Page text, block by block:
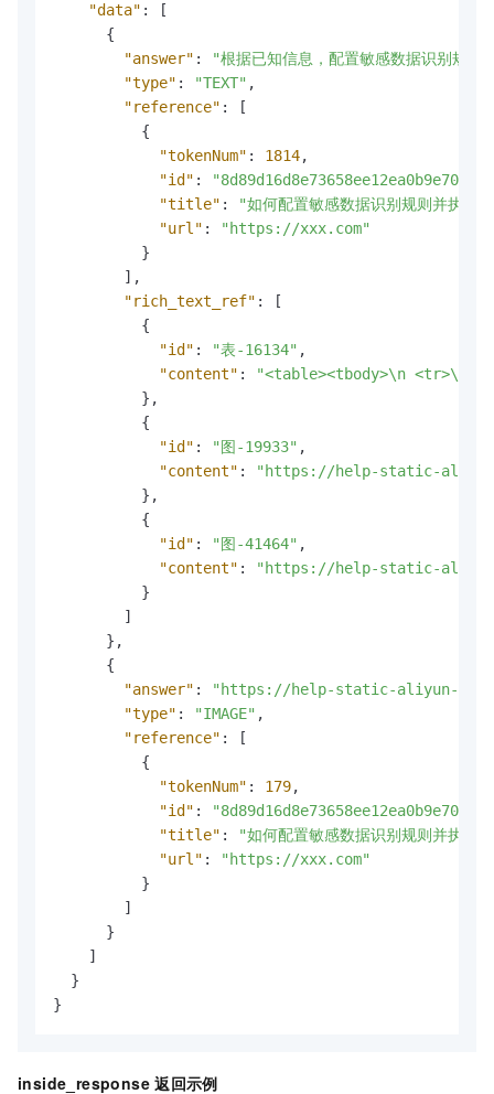
"data" :
[
{
"answer" :
"根据已知信息，配置敏感数据识别
"type" : "TEXT" ,
"reference" :
[
{
"tokenNum" : 1814,
"id" :
"title" :
"如何配置敏感数据识别规则并执行
"url" :
"https://xxx.com"
}
] ,
"rich_text_ref" :
[
{
"id" : "表-16134" ,
"content" :
"<table><tbody>\n <tr>\n
} ,
{
"id" : "图-19933" ,
"content" :
"https://help-static-aliyun-
} ,
{
"id" : "图-41464" ,
"content" :
"https://help-static-aliyun-
}
]
} ,
{
"answer" :
"https://help-static-aliyun-
"type" : "IMAGE" ,
"reference" :
[
{
"tokenNum" : 179,
"id" :
"title" :
"如何配置敏感数据识别规则并执行
"url" :
"https://xxx.com"
}
]
}
]
}
}
inside_response 返回示例